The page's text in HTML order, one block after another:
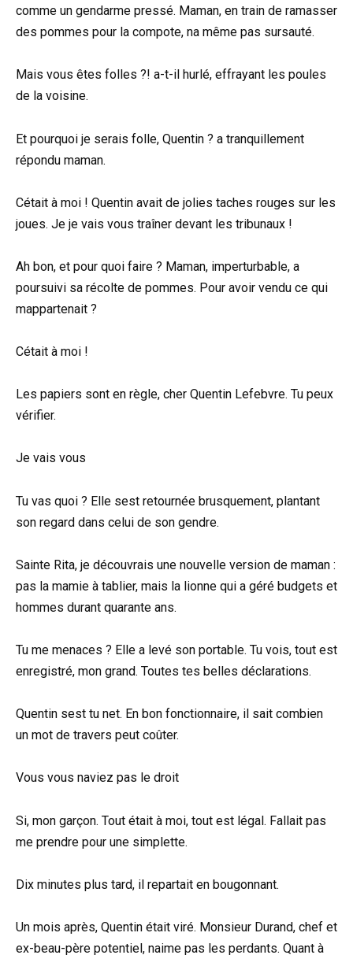
comme un gendarme pressé. Maman, en train de ramasser
des pommes pour la compote, na même pas sursauté.
Mais vous êtes folles ?! a-t-il hurlé, effrayant les poules
de la voisine.
Et pourquoi je serais folle, Quentin ? a tranquillement
répondu maman.
Cétait à moi ! Quentin avait de jolies taches rouges sur les
joues. Je je vais vous traîner devant les tribunaux !
Ah bon, et pour quoi faire ? Maman, imperturbable, a
poursuivi sa récolte de pommes. Pour avoir vendu ce qui
mappartenait ?
Cétait à moi !
Les papiers sont en règle, cher Quentin Lefebvre. Tu peux
vérifier.
Je vais vous
Tu vas quoi ? Elle sest retournée brusquement, plantant
son regard dans celui de son gendre.
Sainte Rita, je découvrais une nouvelle version de maman :
pas la mamie à tablier, mais la lionne qui a géré budgets et
hommes durant quarante ans.
Tu me menaces ? Elle a levé son portable. Tu vois, tout est
enregistré, mon grand. Toutes tes belles déclarations.
Quentin sest tu net. En bon fonctionnaire, il sait combien
un mot de travers peut coûter.
Vous vous naviez pas le droit
Si, mon garçon. Tout était à moi, tout est légal. Fallait pas
me prendre pour une simplette.
Dix minutes plus tard, il repartait en bougonnant.
Un mois après, Quentin était viré. Monsieur Durand, chef et
ex-beau-père potentiel, naime pas les perdants. Quant à